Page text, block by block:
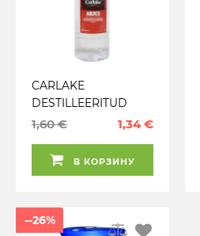
CARLAKE
DESTILLEERITUD
VESI (AKUVESI) 1L
1,60 € 1,34 €
В КОРЗИНУ
--26%